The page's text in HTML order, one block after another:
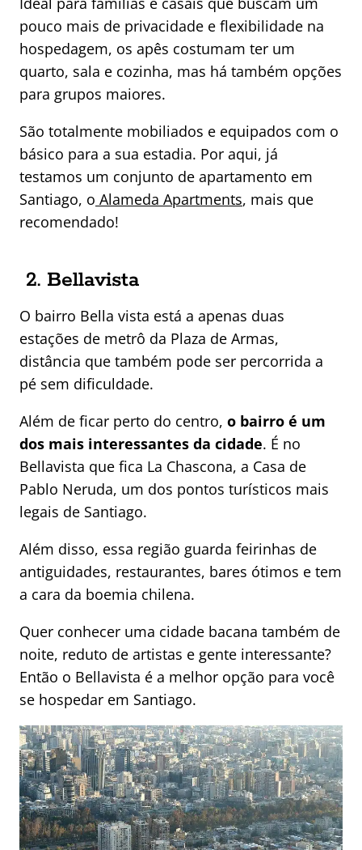
pouco mais de privacidade e flexibilidade na
hospedagem, os apês costumam ter um
quarto, sala e cozinha, mas há também opções
para grupos maiores.
São totalmente mobiliados e equipados com o
básico para a sua estadia. Por aqui, já
testamos um conjunto de apartamento em
Santiago, o Alameda Apartments, mais que
recomendado!
2. Bellavista
O bairro Bella vista está a apenas duas
estações de metrô da Plaza de Armas,
distância que também pode ser percorrida a
pé sem dificuldade.
Além de ficar perto do centro, o bairro é um
dos mais interessantes da cidade. É no
Bellavista que fica La Chascona, a Casa de
Pablo Neruda, um dos pontos turísticos mais
legais de Santiago.
Além disso, essa região guarda feirinhas de
antiguidades, restaurantes, bares ótimos e tem
a cara da boemia chilena.
Quer conhecer uma cidade bacana também de
noite, reduto de artistas e gente interessante?
Então o Bellavista é a melhor opção para você
se hospedar em Santiago.